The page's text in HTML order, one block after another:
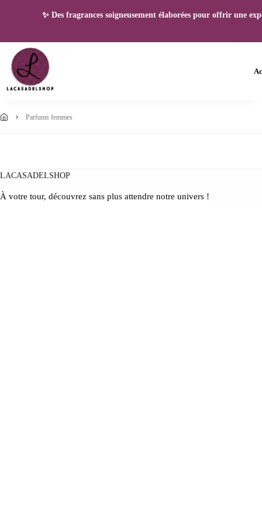
✨ Des fragrances soigneusement élaborées pour offrir une
parfums femmes
LACASADELSHOP
À votre tour, découvrez sans plus attendre notre univers !